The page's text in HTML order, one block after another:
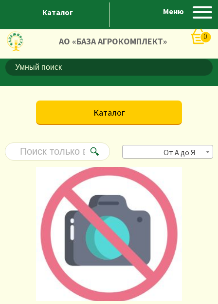
Каталог Меню
АО «БАЗА АГРОКОМПЛЕКТ» 0
Каталог
От А до Я